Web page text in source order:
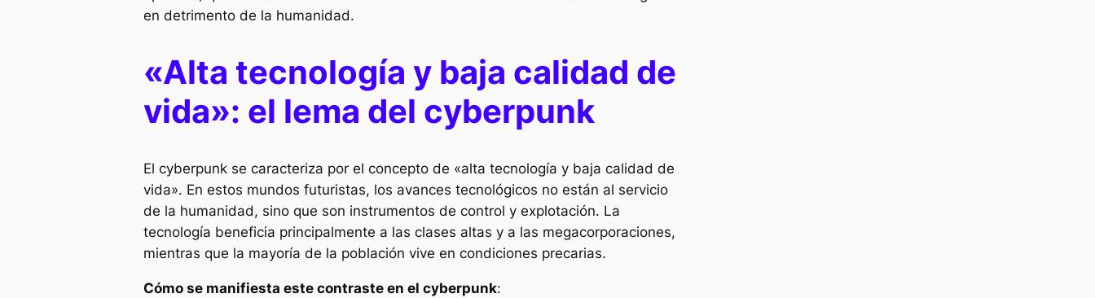
en detrimento de la humanidad.
«Alta tecnología y baja calidad de
vida»: el lema del cyberpunk
El cyberpunk se caracteriza por el concepto de «alta tecnología y baja calidad de
vida». En estos mundos futuristas, los avances tecnológicos no están al servicio
de la humanidad, sino que son instrumentos de control y explotación. La
tecnología beneficia principalmente a las clases altas y a las megacorporaciones,
mientras que la mayoría de la población vive en condiciones precarias.
Cómo se manifiesta este contraste en el cyberpunk: